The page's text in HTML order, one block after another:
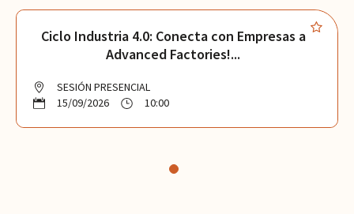
Ciclo Industria 4.0: Conecta con Empresas a
Advanced Factories!...
SESIÓN PRESENCIAL
15/09/2026
10:00